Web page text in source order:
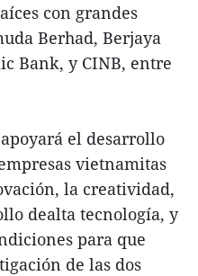
con grandes
Berhad, Berjaya
Bank, y CINB, entre
el desarrollo
vietnamitas
la creatividad,
dealta tecnología, y
para que
de las dos